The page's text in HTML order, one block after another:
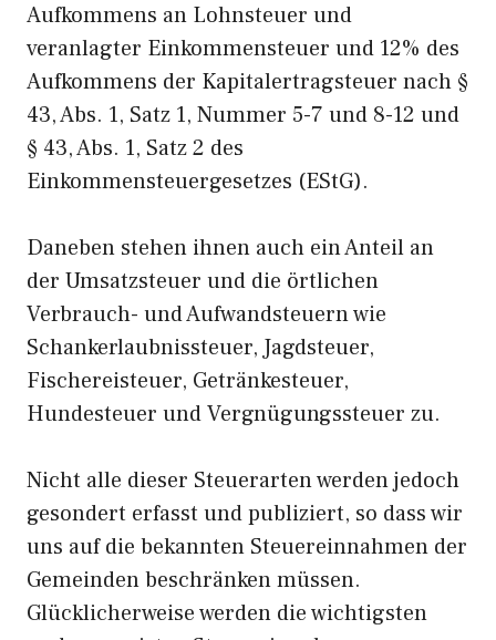
Aufkommens an Lohnsteuer und
veranlagter Einkommensteuer und 12% des
Aufkommens der Kapitalertragsteuer nach §
43, Abs. 1, Satz 1, Nummer 5-7 und 8-12 und
§ 43, Abs. 1, Satz 2 des
Einkommensteuergesetzes (EStG).
Daneben stehen ihnen auch ein Anteil an
der Umsatzsteuer und die örtlichen
Verbrauch- und Aufwandsteuern wie
Schankerlaubnissteuer, Jagdsteuer,
Fischereisteuer, Getränkesteuer,
Hundesteuer und Vergnügungssteuer zu.
Nicht alle dieser Steuerarten werden jedoch
gesondert erfasst und publiziert, so dass wir
uns auf die bekannten Steuereinnahmen der
Gemeinden beschränken müssen.
Glücklicherweise werden die wichtigsten